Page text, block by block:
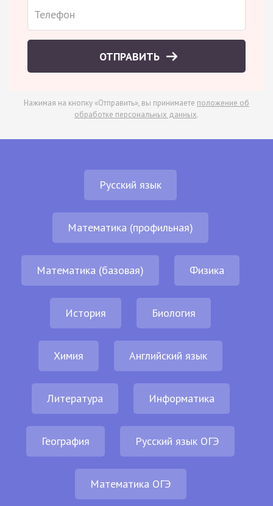
ОТПРАВИТЬ
Нажимая на кнопку «Отправить», вы принимаете положение об
обработке персональных данных.
Русский язык
Математика (профильная)
Математика (базовая) Физика
История Биология
Химия Английский язык
Литература Информатика
География Русский язык ОГЭ
Математика ОГЭ